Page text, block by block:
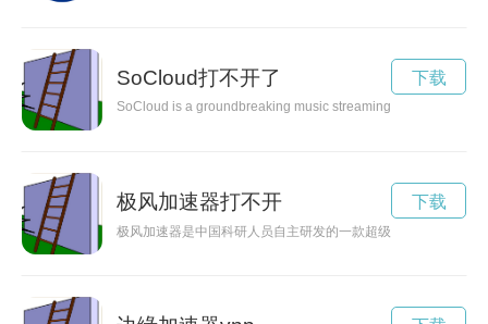
SoCloud打不开了
SoCloud is a groundbreaking music streaming service that is
下载
极风加速器打不开
极风加速器是中国科研人员自主研发的一款超级计算机器，可
下载